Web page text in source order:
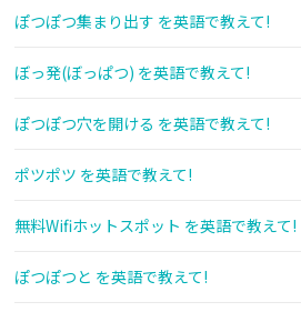
ぽつぽつ集まり出す を英語で教えて!
ぼっ発(ぼっぱつ) を英語で教えて!
ぽつぽつ穴を開ける を英語で教えて!
ポツポツ を英語で教えて!
無料Wifiホットスポット を英語で教えて!
ぽつぽつと を英語で教えて!